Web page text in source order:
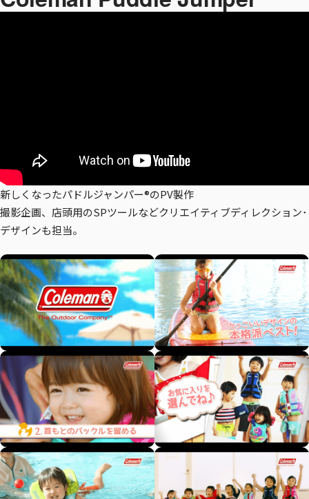
新しくなったパドルジャンパー®のPV製作
撮影企画、店頭用のSPツールなどクリエイティブディレクション･
デザインも担当。